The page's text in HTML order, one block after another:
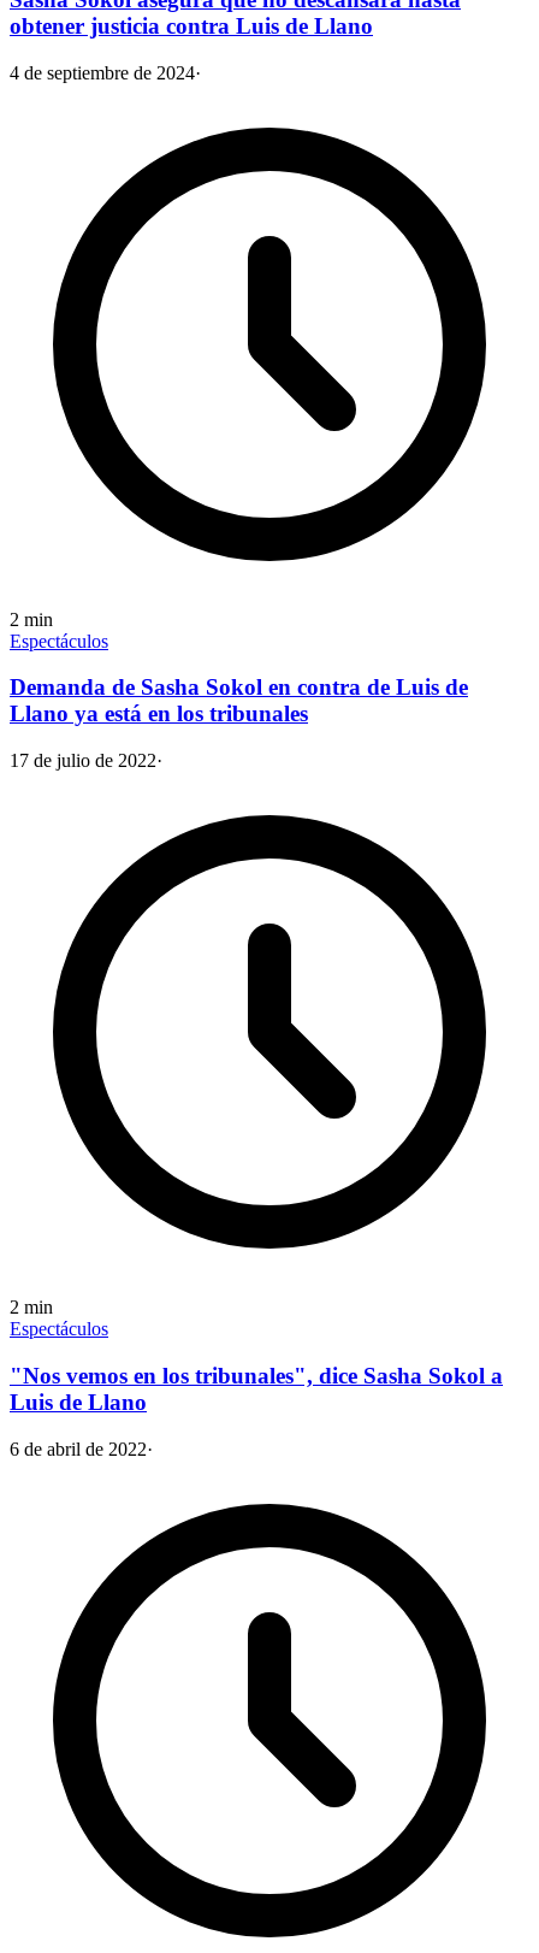
obtener justicia contra Luis de Llano
4 de septiembre de 2024·
2 min
Espectáculos
Demanda de Sasha Sokol en contra de Luis de
Llano ya está en los tribunales
17 de julio de 2022·
2 min
Espectáculos
"Nos vemos en los tribunales", dice Sasha Sokol a
Luis de Llano
6 de abril de 2022·